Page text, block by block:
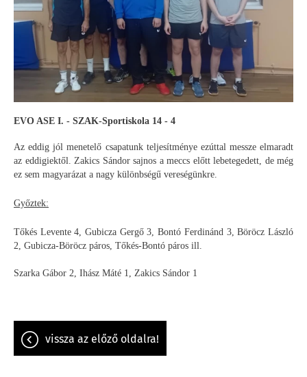
EVO ASE I. - SZAK-Sportiskola 14 - 4
Az eddig jól menetelő csapatunk teljesítménye ezúttal messze elmaradt
az eddigiektől. Zakics Sándor sajnos a meccs előtt lebetegedett, de még
ez sem magyarázat a nagy különbségű vereségünkre.
Győztek:
Tőkés Levente 4, Gubicza Gergő 3, Bontó Ferdinánd 3, Böröcz László
2, Gubicza-Böröcz páros, Tőkés-Bontó páros ill.
Szarka Gábor 2, Ihász Máté 1, Zakics Sándor 1
vissza az előző oldalra!